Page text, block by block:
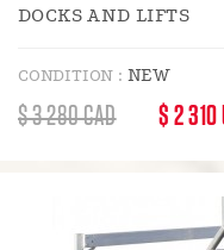
DOCKS AND LIFTS
CONDITION : NEW
PRICE
$ 3 280 CAD
PRICE
$ 2 310